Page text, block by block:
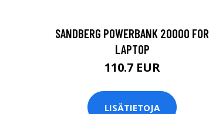
SANDBERG POWERBANK 20000 FOR
LAPTOP
110.7 EUR
LISÄTIETOJA